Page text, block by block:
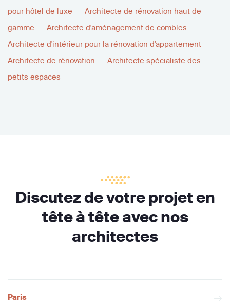
pour hôtel de luxe
Architecte de rénovation haut de
gamme
Architecte d'aménagement de combles
Architecte d'intérieur pour la rénovation d'appartement
Architecte de rénovation
Architecte spécialiste des
petits espaces
Discutez de votre projet en
tête à tête avec nos
architectes
Paris